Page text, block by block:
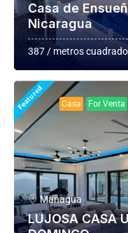
Casa de
Nicaragua
387 / metros
Featured Casa For Venta
Managua
LUJOSA CASA